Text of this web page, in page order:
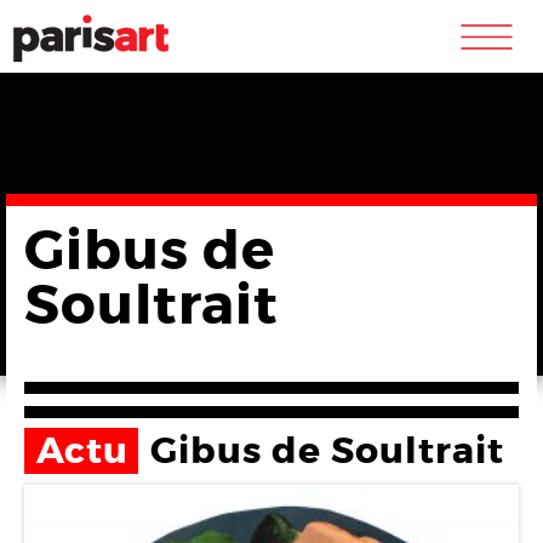
m
Gibus de
Soultrait
Actu Gibus de Soultrait